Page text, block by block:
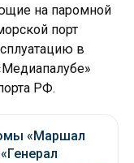
на паромной
порт
в
РФ.
«Маршал